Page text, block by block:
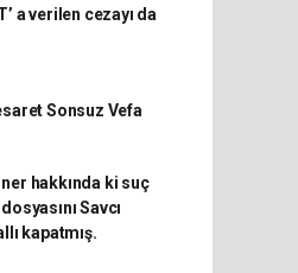
a verilen cezayı da
Sonsuz Vefa
hakkında ki suç
Savcı
kapatmış.